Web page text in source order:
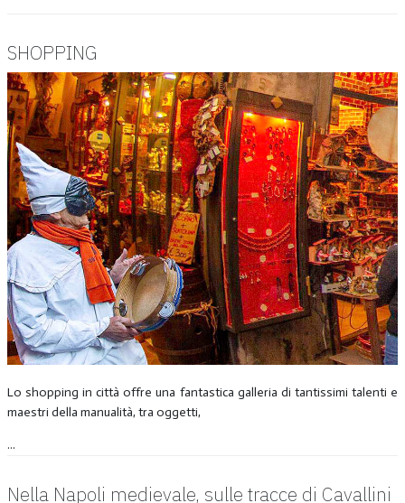
SHOPPING
Lo shopping in città offre una fantastica galleria di tantissimi talenti e
maestri della manualità, tra oggetti,
...
Nella Napoli medievale, sulle tracce di Cavallini